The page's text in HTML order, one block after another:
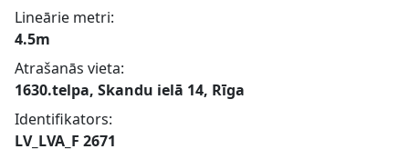
Lineārie metri:
4.5m
Atrašanās vieta:
1630.telpa, Skandu ielā 14, Rīga
Identifikators:
LV_LVA_F 2671